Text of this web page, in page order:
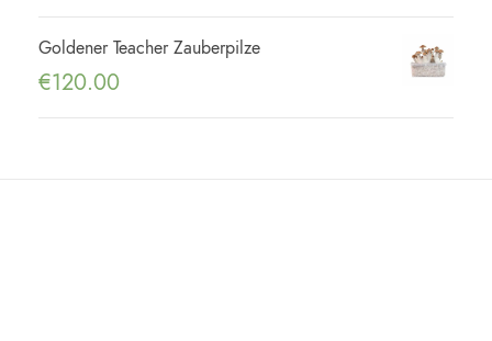
Goldener Teacher Zauberpilze
€120.00